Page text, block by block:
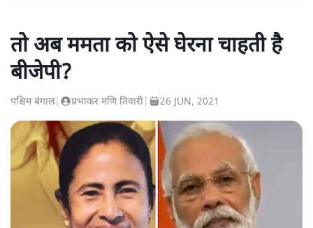
तो अब ममता को ऐसे घेरना चाहती है
बीजेपी?
पश्चिम बंगाल| प्रभाकर मणि तिवारी 26 JUN, 2021